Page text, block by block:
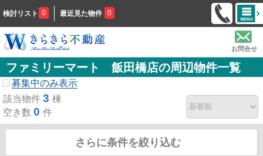
検討リスト 0 最近見た物件 0
お問合せ
ファミリーマート 飯田橋店の周辺物件一覧
募集中のみ表示
該当物件 3 棟
空き数 0 件
さらに条件を絞り込む